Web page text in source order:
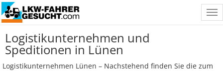
Logistikunternehmen und
Speditionen in Lünen
Logistikunternehmen Lünen – Nachstehend finden Sie die zum